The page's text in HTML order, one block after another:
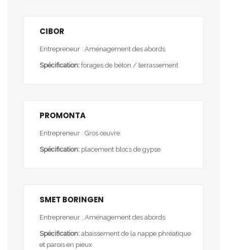
CIBOR
Entrepreneur : Aménagement des abords
Spécification: forages de béton / terrassement
PROMONTA
Entrepreneur : Gros œuvre
Spécification: placement blocs de gypse
SMET BORINGEN
Entrepreneur : Aménagement des abords
Spécification: abaissement de la nappe phréatique
et parois en pieux